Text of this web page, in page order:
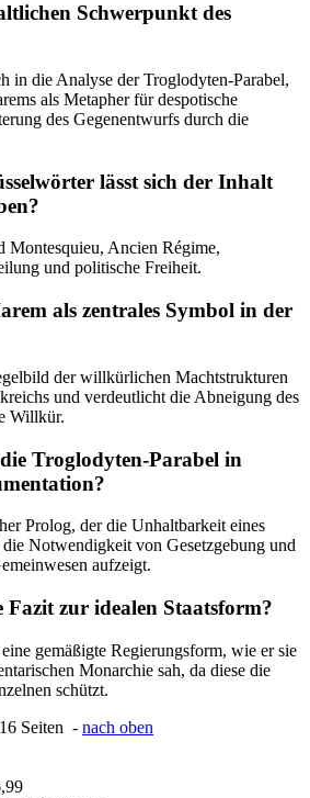
Schwerpunkt des
in die Analyse der Troglodyten-Parabel,
als Metapher für despotische
des Gegenentwurfs durch die
lässt sich der Inhalt
Montesquieu, Ancien Régime,
und politische Freiheit.
als zentrales Symbol in der
der willkürlichen Machtstrukturen
und verdeutlicht die Abneigung des
Willkür.
Troglodyten-Parabel in
Prolog, der die Unhaltbarkeit eines
die Notwendigkeit von Gesetzgebung und
aufzeigt.
Fazit zur idealen Staatsform?
gemäßigte Regierungsform, wie er sie
Monarchie sah, da diese die
schützt.
Seiten - nach oben